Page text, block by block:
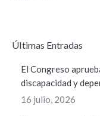
ÚItimas Entradas
El Congreso
discapacidad y
16 julio, 2026